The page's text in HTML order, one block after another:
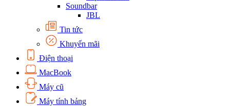
Soundbar
JBL
Tin tức
Khuyến mãi
Điện thoại
MacBook
Máy cũ
Máy tính bảng